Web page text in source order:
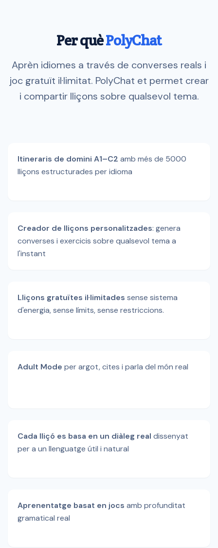
Per quèPolyChat
Aprèn idiomes a través de converses reals i
joc gratuït il·limitat. PolyChat et permet crear
i compartir lliçons sobre qualsevol tema.
Itineraris de domini A1–C2 amb més de 5000
lliçons estructurades per idioma
Creador de lliçons personalitzades: genera
converses i exercicis sobre qualsevol tema a
l'instant
Lliçons gratuïtes il·limitades sense sistema
d'energia, sense límits, sense restriccions.
Adult Mode per argot, cites i parla del món real
Cada lliçó es basa en un diàleg real dissenyat
per a un llenguatge útil i natural
Aprenentatge basat en jocs amb profunditat
gramatical real